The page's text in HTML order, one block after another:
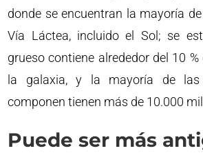
donde se encuentran la mayoría
Vía Láctea, incluido el Sol; se
grueso contiene alrededor del 10
la galaxia, y la mayoría de
componen tienen más de 10.000
Puede ser más